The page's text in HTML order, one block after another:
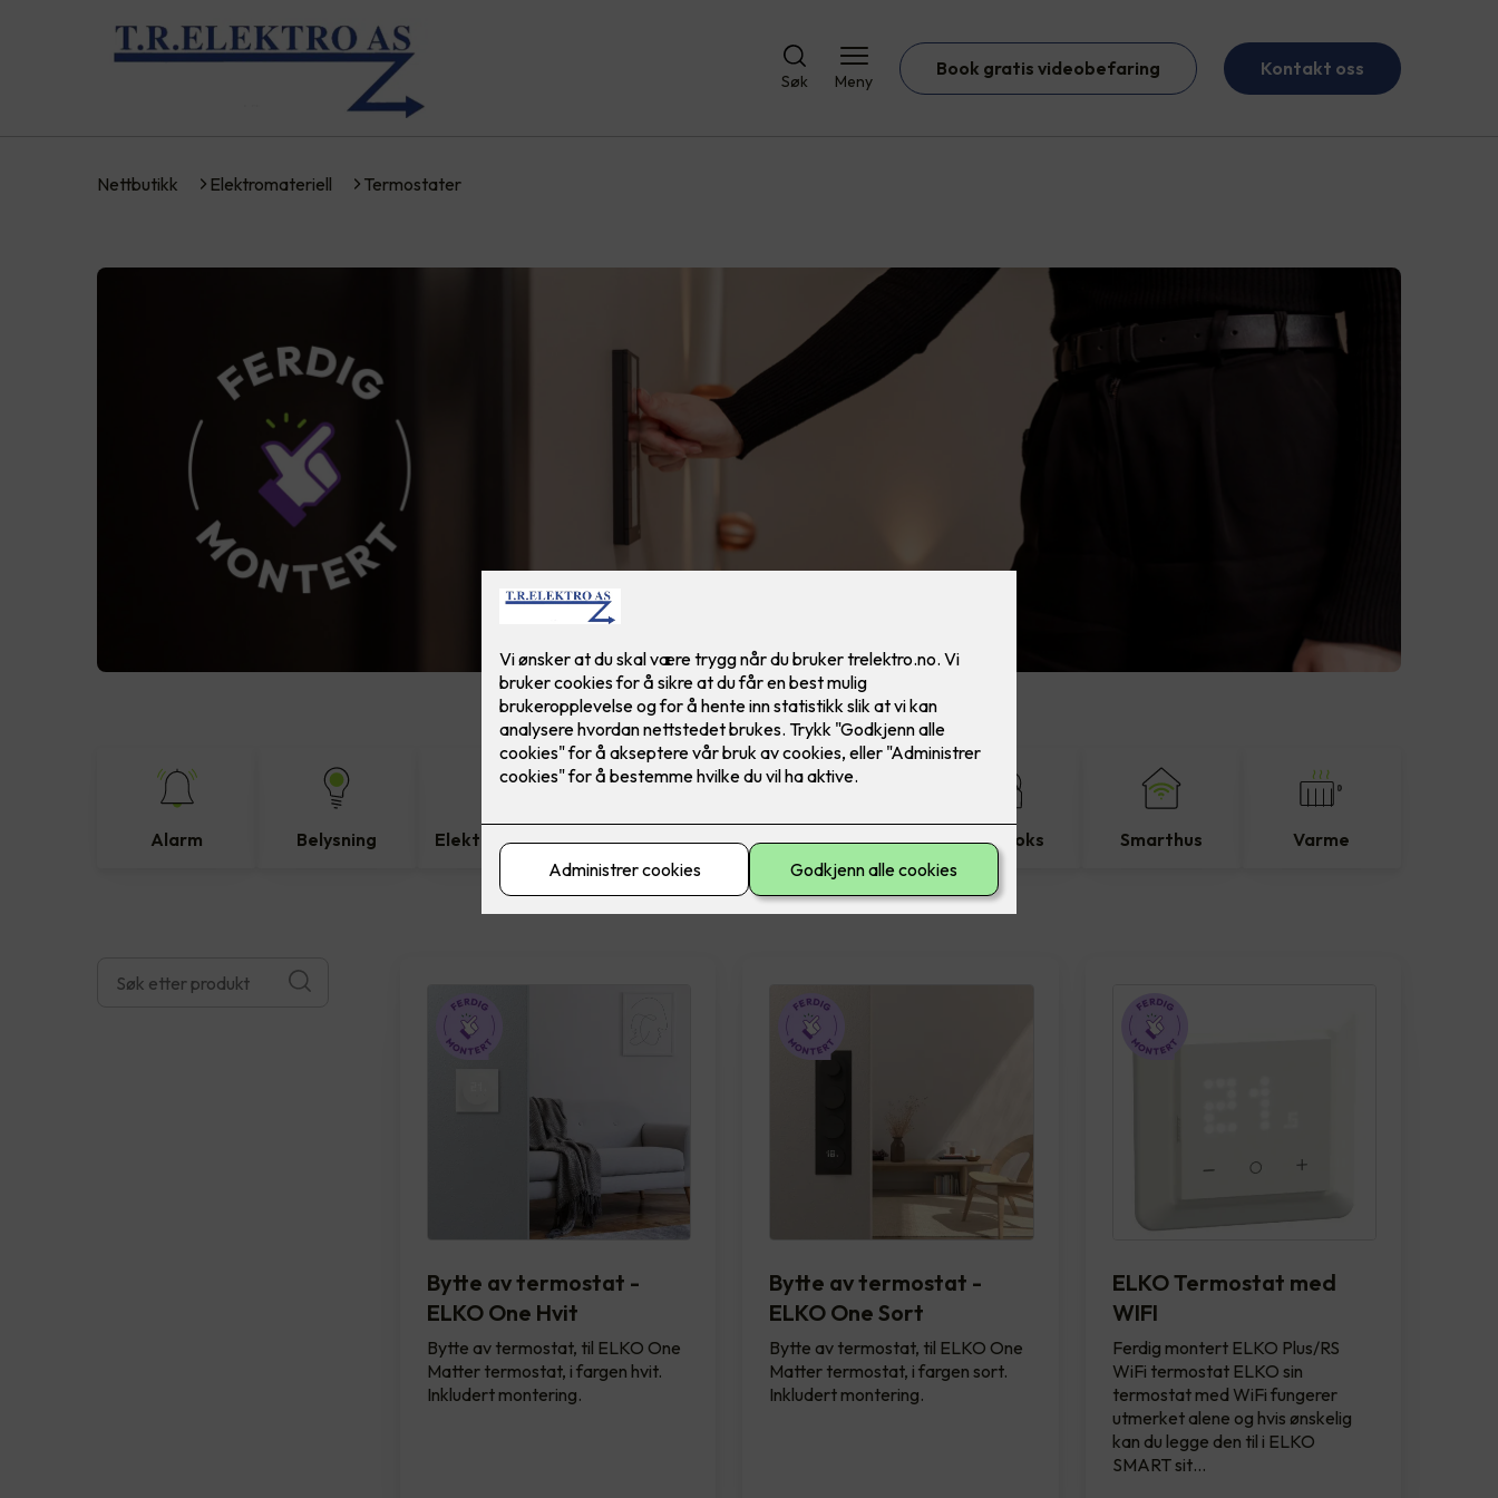
Søk Meny
Book gratis videobefaring Kontakt oss
Nettbutikk Elektromateriell Termostater
Alarm Belysning Elektromateriell El-sikkerhet Ferdig montert Ladeboks Smarthus Varme
Bytte av termostat -
ELKO One Hvit
Bytte av termostat, til ELKO One
Matter termostat, i fargen hvit.
Inkludert montering.
Bytte av termostat -
ELKO One Sort
Bytte av termostat, til ELKO One
Matter termostat, i fargen sort.
Inkludert montering.
ELKO Termostat med
WIFI
Ferdig montert ELKO Plus/RS
WiFi termostat ELKO sin
termostat med WiFi fungerer
utmerket alene og hvis ønskelig
kan du legge den til i ELKO
SMART sit…